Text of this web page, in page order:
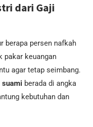
dari Gaji
berapa persen nafkah
pakar keuangan
agar tetap seimbang.
berada di angka
kebutuhan dan